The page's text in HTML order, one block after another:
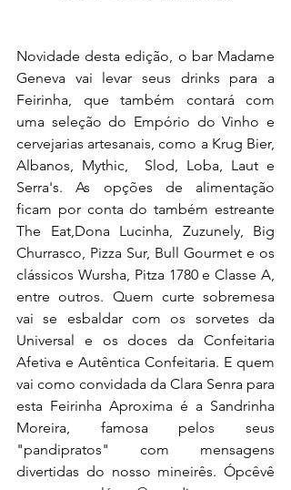
Novidade desta edição, o bar Madame
Geneva vai levar seus drinks para a
Feirinha, que também contará com
uma seleção do Empório do Vinho e
cervejarias artesanais, como a Krug Bier,
Albanos, Mythic,  Slod, Loba, Laut e
Serra's. As opções de alimentação
ficam por conta do também estreante
The Eat,Dona Lucinha, Zuzunely, Big
Churrasco, Pizza Sur, Bull Gourmet e os
clássicos Wursha, Pitza 1780 e Classe A,
entre outros. Quem curte sobremesa
vai se esbaldar com os sorvetes da
Universal e os doces da Confeitaria
Afetiva e Autêntica Confeitaria. E quem
vai como convidada da Clara Senra para
esta Feirinha Aproxima é a Sandrinha
Moreira, famosa pelos seus
"pandipratos" com mensagens
divertidas do nosso mineirês. Ópcêvê